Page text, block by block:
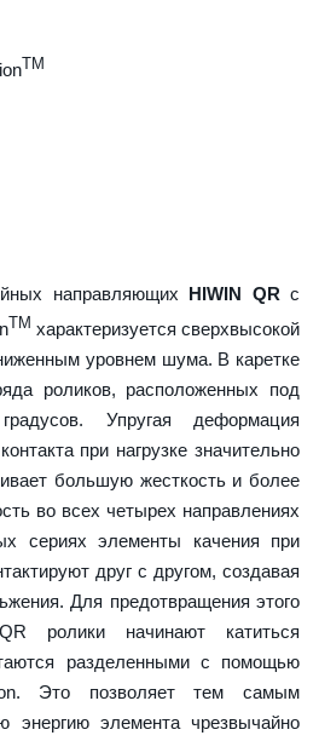
TM
направляющих HIWIN QR с
TM характеризуется сверхвысокой
уровнем шума. В каретке
роликов, расположенных под
Упругая деформация
при нагрузке значительно
большую жесткость и более
во всех четырех направлениях
сериях элементы качения при
друг с другом, создавая
Для предотвращения этого
ролики начинают катиться
разделенными с помощью
Это позволяет тем самым
энергию элемента чрезвычайно